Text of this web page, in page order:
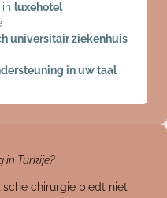
luxehotel
universitair ziekenhuis
in uw taal
in Turkije?
chirurgie biedt niet